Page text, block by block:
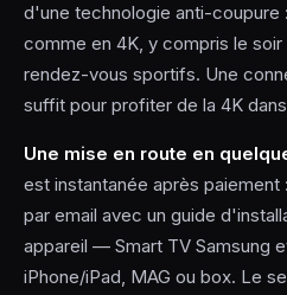
d'une technologie anti-coupure
comme en 4K, y compris le
rendez-vous sportifs. Une
suffit pour profiter de la 4K
Une mise en route en
est instantanée après
par email avec un guide
appareil — Smart TV Samsung
iPhone/iPad, MAG ou box. Le